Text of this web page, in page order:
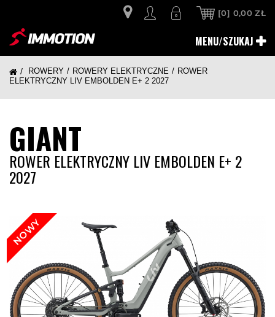
[0] 0,00 ZŁ
MENU/SZUKAJ
ROWERY ROWERY ELEKTRYCZNE
ROWER
ELEKTRYCZNY LIV EMBOLDEN E+ 2 2027
GIANT
ROWER ELEKTRYCZNY LIV EMBOLDEN E+ 2
2027
NOWY